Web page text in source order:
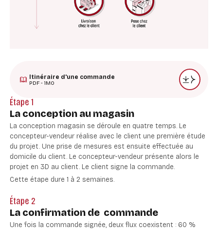
Itinéraire d'une commande
PDF - 1MO
Étape 1
La conception au magasin
La conception magasin se déroule en quatre temps. Le
concepteur-vendeur réalise avec le client une première étude
du projet. Une prise de mesures est ensuite effectuée au
domicile du client. Le concepteur-vendeur présente alors le
projet en 3D au client. Le client signe la commande.
Cette étape dure 1 à 2 semaines.
Étape 2
La confirmation de commande
Une fois la commande signée, deux flux coexistent : 60 %